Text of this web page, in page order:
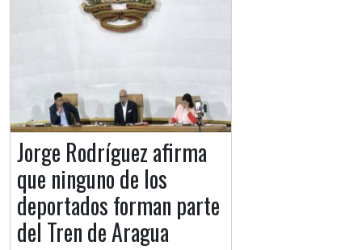
Jorge Rodríguez afirma
que ninguno de los
deportados forman parte
del Tren de Aragua